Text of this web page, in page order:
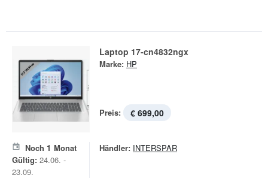
Laptop 17-cn4832ngx
Marke: HP
Preis: € 699,00
Noch 1 Monat
Gültig: 24.06. -
23.09.
Händler: INTERSPAR